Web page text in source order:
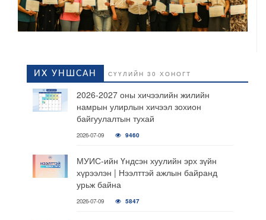
ИХ УНШСАН СҮҮЛИЙН 30 ХОНОГТ
2026-2027 оны хичээлийн жилийн
намрын улирлын хичээл зохион
байгуулалтын тухай
2026-07-09 9460
МУИС-ийн Үндсэн хуулийн эрх зүйн
хүрээлэн | Нээлттэй ажлын байранд
урьж байна
2026-07-09 5847